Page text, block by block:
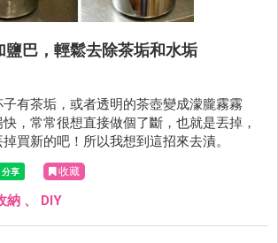
鹽巴，輕鬆去除茶垢和水垢
有茶垢，或者透明的茶壺變成濛朧霧霧
，常常很想直接做個了斷，也就是丟掉，
買新的吧！所以我想到這招來去漬。
收藏
納 、 DIY